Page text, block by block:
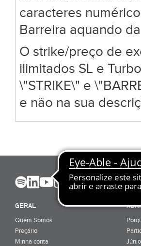
caracteres
Barreira aquando
O strike/preço de
ilimitados SL e
\"STRIKE\" e
e não na sua
GERAL
Quem Somos
Preçário
Minha conta